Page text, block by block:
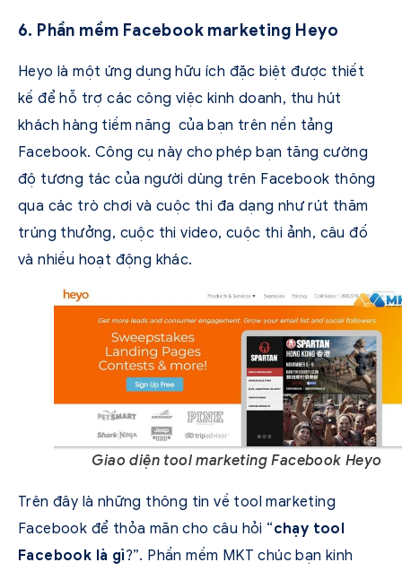
6. Phần mềm Facebook marketing Heyo
Heyo là một ứng dụng hữu ích đặc biệt được thiết
kế để hỗ trợ các công việc kinh doanh, thu hút
khách hàng tiềm năng của bạn trên nền tảng
Facebook. Công cụ này cho phép bạn tăng cường
độ tương tác của người dùng trên Facebook thông
qua các trò chơi và cuộc thi đa dạng như rút thăm
trúng thưởng, cuộc thi video, cuộc thi ảnh, câu đố
và nhiều hoạt động khác.
Giao diện tool marketing Facebook Heyo
Trên đây là những thông tin về tool marketing
Facebook để thỏa mãn cho câu hỏi “chạy tool
Facebook là gì?”. Phần mềm MKT chúc bạn kinh